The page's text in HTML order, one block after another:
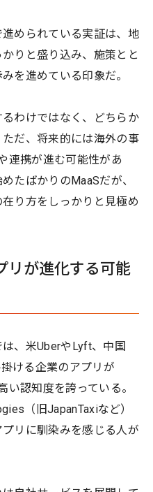
められている実証は、地
りと盛り込み、施策とと
を進めている印象だ。
わけではなく、どちらか
だ、将来的には海外の事
連携が進む可能性があ
たばかりのMaaSだが、
り方をしっかりと見極め
リが進化する可能
、米UberやLyft、中国
ける企業のアプリが
い認知度を誇っている。
（旧JapanTaxiなど）
リに馴染みを感じる人が